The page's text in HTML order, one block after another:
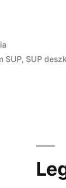
SUP, SUP